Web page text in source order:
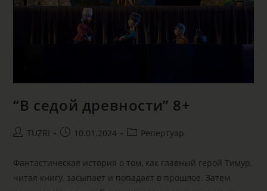
“В седой древности” 8+
TUZRI 10.01.2024 Репертуар
Фантастическая история о том, как главный герой Тимур,
читая книгу, засыпает и попадает в прошлое. Затем